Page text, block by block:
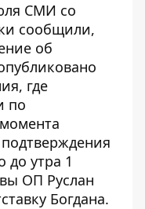
СМИ со
сообщили,
об
где
по
утра 1
ОП Руслан
Богдана.